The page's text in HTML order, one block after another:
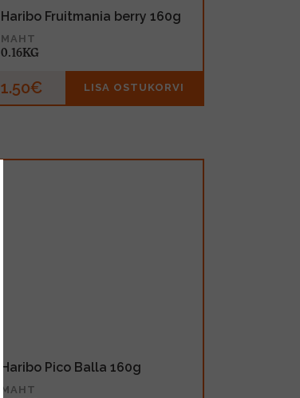
Haribo Fruitmania berry 160g
MAHT
0.16KG
1.50€ LISA OSTUKORVI
Haribo Pico Balla 160g
MAHT